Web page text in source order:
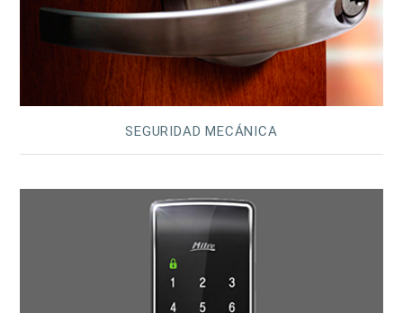
SEGURIDAD MECÁNICA